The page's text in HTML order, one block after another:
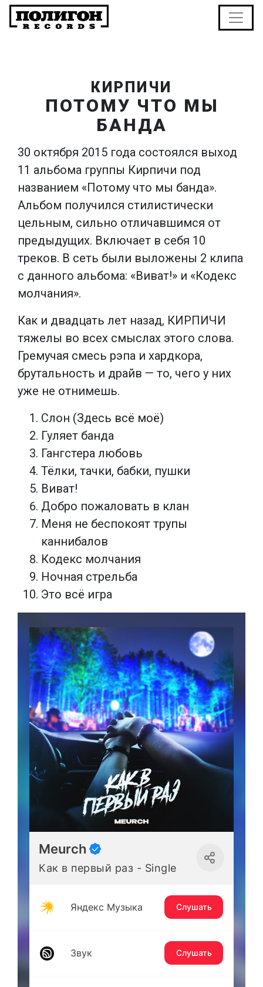
КИРПИЧИ
ПОТОМУ ЧТО МЫ
БАНДА
30 октября 2015 года состоялся выход
11 альбома группы Кирпичи под
названием «Потому что мы банда».
Альбом получился стилистически
цельным, сильно отличавшимся от
предыдущих. Включает в себя 10
треков. В сеть были выложены 2 клипа
с данного альбома: «Виват!» и «Кодекс
молчания».
Как и двадцать лет назад, КИРПИЧИ
тяжелы во всех смыслах этого слова.
Гремучая смесь рэпа и хардкора,
брутальность и драйв — то, чего у них
уже не отнимешь.
Слон (Здесь всё моё)
Гуляет банда
Гангстера любовь
Тёлки, тачки, бабки, пушки
Виват!
Добро пожаловать в клан
Меня не беспокоят трупы
каннибалов
Кодекс молчания
Ночная стрельба
Это всё игра